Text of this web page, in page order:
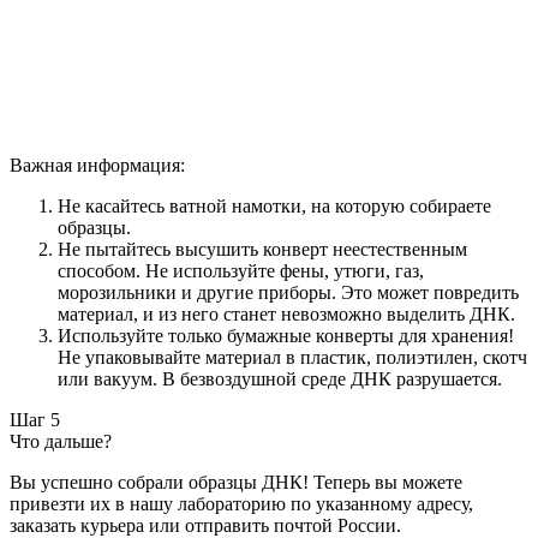
Важная информация:
Не касайтесь ватной намотки, на которую собираете
образцы.
Не пытайтесь высушить конверт неестественным
способом. Не используйте фены, утюги, газ,
морозильники и другие приборы. Это может повредить
материал, и из него станет невозможно выделить ДНК.
Используйте только бумажные конверты для хранения!
Не упаковывайте материал в пластик, полиэтилен, скотч
или вакуум. В безвоздушной среде ДНК разрушается.
Шаг 5
Что дальше?
Вы успешно собрали образцы ДНК! Теперь вы можете
привезти их в нашу лабораторию по указанному адресу,
заказать курьера или отправить почтой России.